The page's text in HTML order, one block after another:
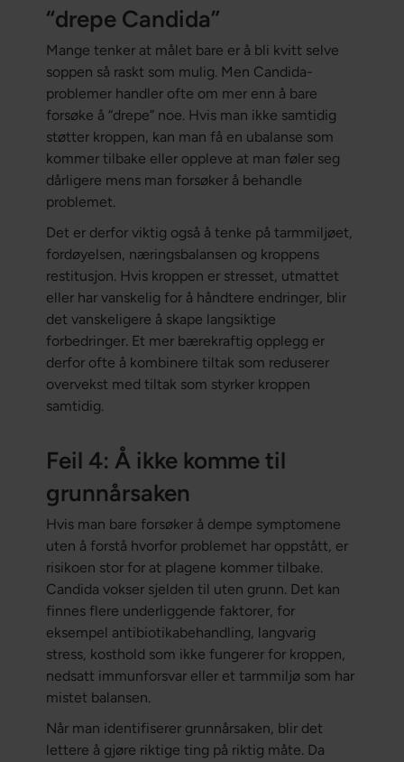
“drepe Candida”
Mange tenker at målet bare er å bli kvitt selve
soppen så raskt som mulig. Men Candida-
problemer handler ofte om mer enn å bare
forsøke å “drepe” noe. Hvis man ikke samtidig
støtter kroppen, kan man få en ubalanse som
kommer tilbake eller oppleve at man føler seg
dårligere mens man forsøker å behandle
problemet.
Det er derfor viktig også å tenke på tarmmiljøet,
fordøyelsen, næringsbalansen og kroppens
restitusjon. Hvis kroppen er stresset, utmattet
eller har vanskelig for å håndtere endringer, blir
det vanskeligere å skape langsiktige
forbedringer. Et mer bærekraftig opplegg er
derfor ofte å kombinere tiltak som reduserer
overvekst med tiltak som styrker kroppen
samtidig.
Feil 4: Å ikke komme til
grunnårsaken
Hvis man bare forsøker å dempe symptomene
uten å forstå hvorfor problemet har oppstått, er
risikoen stor for at plagene kommer tilbake.
Candida vokser sjelden til uten grunn. Det kan
finnes flere underliggende faktorer, for
eksempel antibiotikabehandling, langvarig
stress, kosthold som ikke fungerer for kroppen,
nedsatt immunforsvar eller et tarmmiljø som har
mistet balansen.
Når man identifiserer grunnårsaken, blir det
lettere å gjøre riktige ting på riktig måte. Da